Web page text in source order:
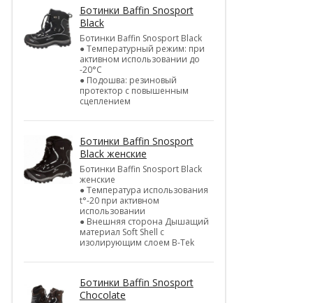
Ботинки Baffin Snosport
Black
Ботинки Baffin Snosport Black
● Температурный режим: при
активном использовании до
-20°С
● Подошва: резиновый
протектор с повышенным
сцеплением
Ботинки Baffin Snosport
Black женские
Ботинки Baffin Snosport Black
женские
● Температура использования
t°-20 при активном
использовании
● Внешняя сторона Дышащий
материал Soft Shell с
изолирующим слоем B-Tek
Ботинки Baffin Snosport
Chocolate